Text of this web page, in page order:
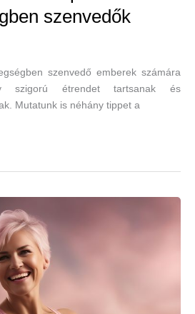
szenvedők
szenvedő emberek számára
szigorú étrendet tartsanak és
Mutatunk is néhány tippet a